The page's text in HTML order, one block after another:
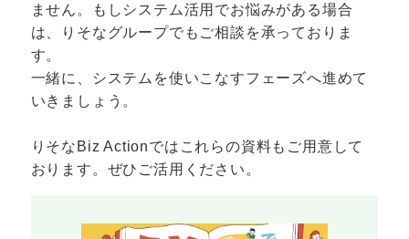
ません。もしシステム活用でお悩みがある場合
は、りそなグループでもご相談を承っておりま
す。
一緒に、システムを使いこなすフェーズへ進めて
いきましょう。
りそなBiz Actionではこれらの資料もご用意して
おります。ぜひご活用ください。